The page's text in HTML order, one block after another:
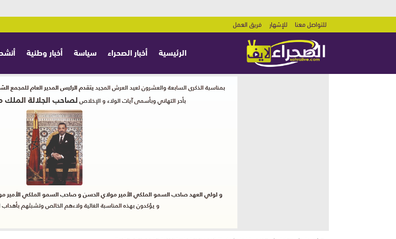
للتواصل معنا للإشهار فريق العمل
الرئيسية أخبار الصحراء سياسة أخبار وطنية